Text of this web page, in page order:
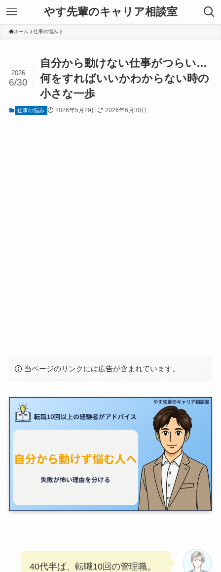
やす先輩のキャリア相談室
ホーム 仕事の悩み
自分から動けない仕事がつらい…
何をすればいいかわからない時の
小さな一歩
2026
6/30
仕事の悩み 2026年5月29日 2026年6月30日
当ページのリンクには広告が含まれています。
40代半ば、転職10回の管理職。